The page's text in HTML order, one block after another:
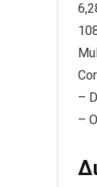
–
–